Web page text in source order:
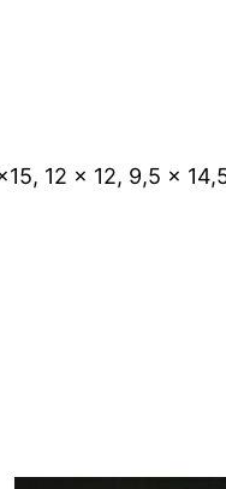
12 x 12, 9,5 x